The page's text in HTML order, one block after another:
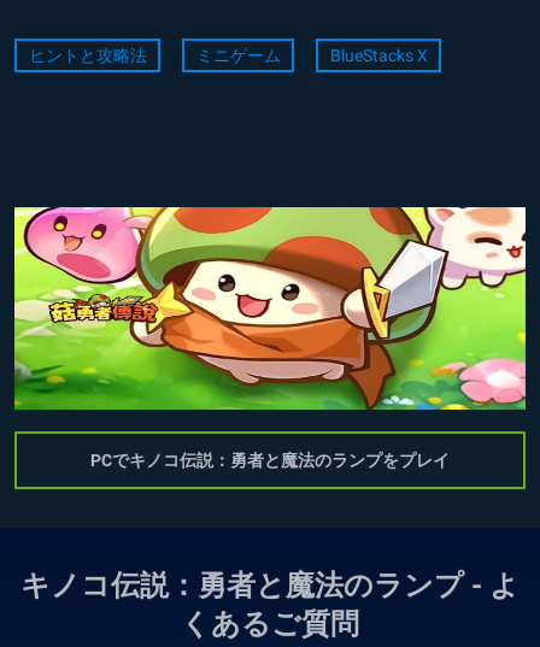
ヒントと攻略法 ミニゲーム BlueStacks X
PCでキノコ伝説：勇者と魔法のランプをプレイ
キノコ伝説：勇者と魔法のランプ - よ
くあるご質問